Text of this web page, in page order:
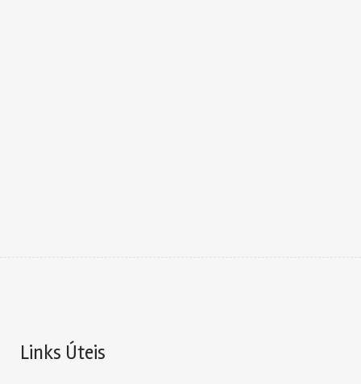
Links Úteis